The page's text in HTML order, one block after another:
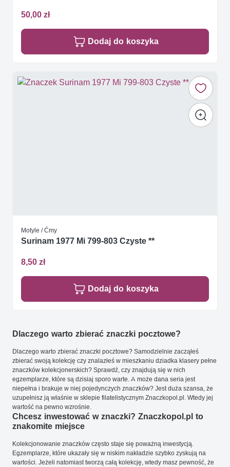
50,00 zł
Dodaj do koszyka
Motyle / Ćmy
Surinam 1977 Mi 799-803 Czyste **
8,50 zł
Dodaj do koszyka
Dlaczego warto zbierać znaczki pocztowe?
Dlaczego warto zbierać znaczki pocztowe? Samodzielnie zacząłeś
zbierać swoją kolekcję czy znalazłeś w mieszkaniu dziadka klasery pełne
znaczków kolekcjonerskich? Sprawdź, czy znajdują się w nich
egzemplarze, które są dzisiaj sporo warte. A może dana seria jest
niepełna i brakuje w niej pojedynczych znaczków? Jest duża szansa, że
uzupełnisz ją właśnie w sklepie filatelistycznym Znaczkopol.pl. Wtedy jej
wartość na pewno wzrośnie.
Chcesz inwestować w znaczki? Znaczkopol.pl to
znakomite miejsce
Kolekcjonowanie znaczków często staje się poważną inwestycją.
Egzemplarze, które ukazały się w niskim nakładzie szybko zyskują na
wartości. Jeżeli natomiast tworzą całą kolekcję, wtedy masz pewność, że